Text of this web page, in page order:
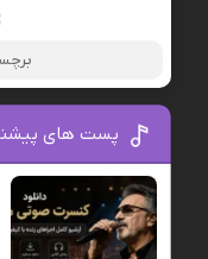
پست های